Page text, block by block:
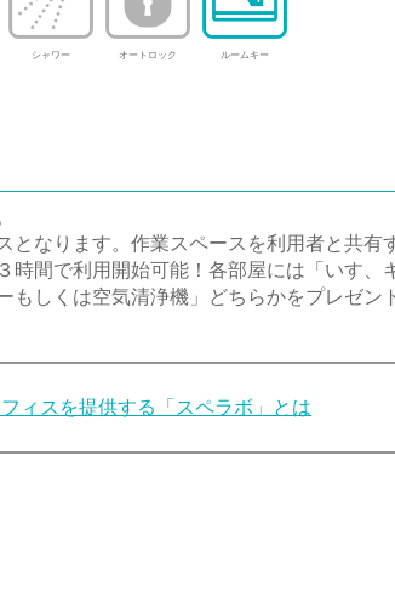
シャワー オートロック ルームキー
なります。作業スペースを利用者と共有
時間で利用開始可能！各部屋には「いす、
もしくは空気清浄機」どちらかをプレゼン
ィスを提供する「スペラボ」とは